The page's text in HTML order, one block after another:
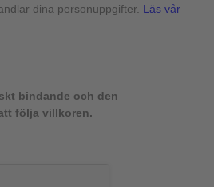
dina personuppgifter. Läs vår
bindande och den
följa villkoren.